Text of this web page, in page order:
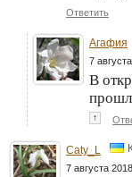
Ответить
Агафия
7
В
↑
Caty_L
7 августа